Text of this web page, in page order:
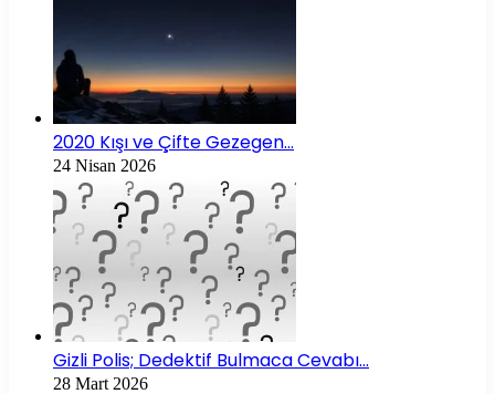
2020 Kışı ve Çifte Gezegen…
24 Nisan 2026
Gizli Polis; Dedektif Bulmaca Cevabı…
28 Mart 2026